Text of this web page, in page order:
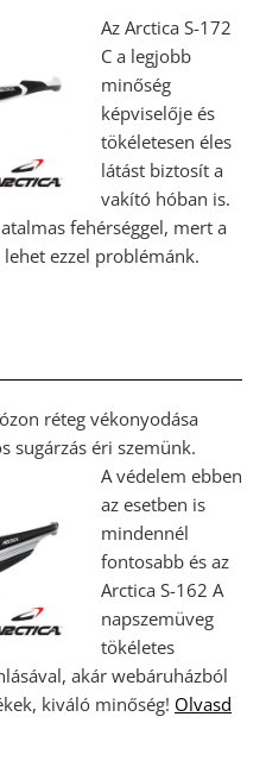
Az Arctica S-172
C a legjobb
minőség
képviselője és
tökéletesen éles
látást biztosít a
vakító hóban is.
fehérséggel, mert a
ezzel problémánk.
réteg vékonyodása
sugárzás éri szemünk.
A védelem ebben
az esetben is
mindennél
fontosabb és az
Arctica S-162 A
napszemüveg
tökéletes
akár webáruházból
kiváló minőség! Olvasd